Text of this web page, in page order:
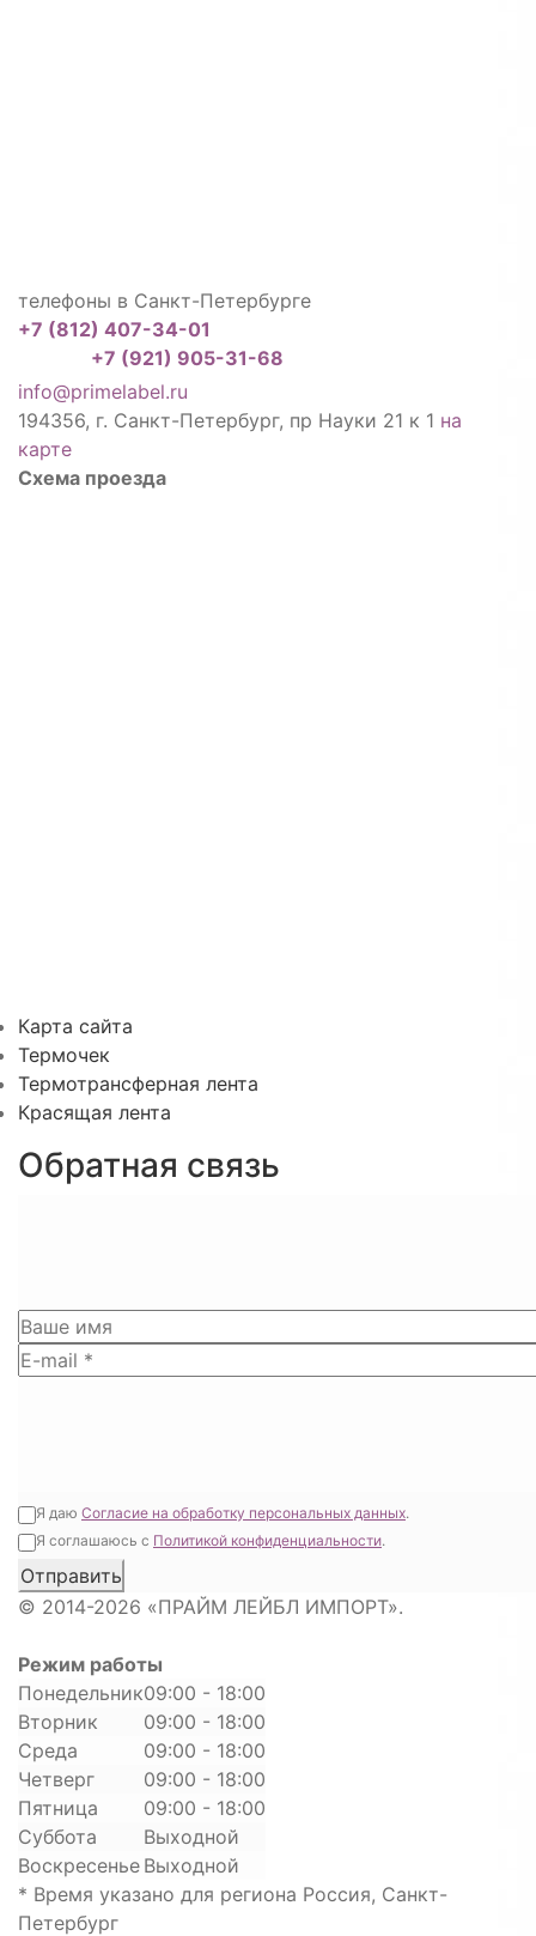
телефоны в Санкт-Петербурге
+7 (812) 407-34-01
+7 (921) 905-31-68
info@primelabel.ru
194356, г. Санкт-Петербург, пр Науки 21 к 1 на
карте
Схема проезда
Карта сайта
Термочек
Термотрансферная лента
Красящая лента
Обратная связь
Я даю Согласие на обработку персональных данных.
Я соглашаюсь с Политикой конфиденциальности.
© 2014-2026 «ПРАЙМ ЛЕЙБЛ ИМПОРТ».
Режим работы
Понедельник09:00 - 18:00
Вторник
09:00 - 18:00
Среда
09:00 - 18:00
Четверг
09:00 - 18:00
Пятница
09:00 - 18:00
Суббота
Выходной
Воскресенье Выходной
* Время указано для региона Россия, Санкт-
Петербург